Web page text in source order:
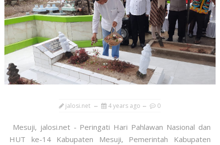
jalosi.net 4 years ago 0
Mesuji, jalosi.net - Peringati Hari Pahlawan Nasional dan
HUT ke-14 Kabupaten Mesuji, Pemerintah Kabupaten